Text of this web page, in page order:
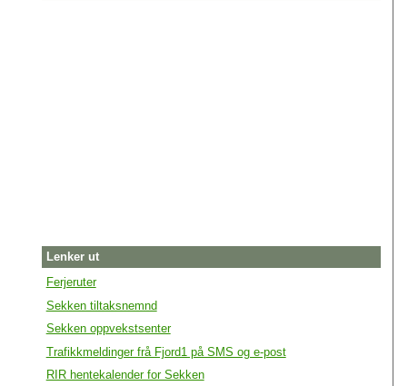
Lenker ut
Ferjeruter
Sekken tiltaksnemnd
Sekken oppvekstsenter
Trafikkmeldinger frå Fjord1 på SMS og e-post
RIR hentekalender for Sekken